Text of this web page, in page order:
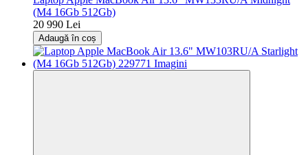
(M4 16Gb 512Gb)
20 990 Lei
Adaugă în coș